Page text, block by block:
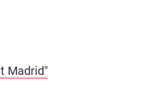
Madrid"